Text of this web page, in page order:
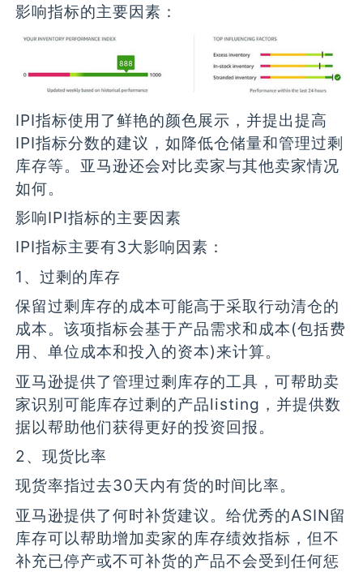
影响指标的主要因素：
IPI指标使用了鲜艳的颜色展示，并提出提高
IPI指标分数的建议，如降低仓储量和管理过剩
库存等。亚马逊还会对比卖家与其他卖家情况
如何。
影响IPI指标的主要因素
IPI指标主要有3大影响因素：
1、过剩的库存
保留过剩库存的成本可能高于采取行动清仓的
成本。该项指标会基于产品需求和成本(包括费
用、单位成本和投入的资本)来计算。
亚马逊提供了管理过剩库存的工具，可帮助卖
家识别可能库存过剩的产品listing，并提供数
据以帮助他们获得更好的投资回报。
2、现货比率
现货率指过去30天内有货的时间比率。
亚马逊提供了何时补货建议。给优秀的ASIN留
库存可以帮助增加卖家的库存绩效指标，但不
补充已停产或不可补货的产品不会受到任何惩